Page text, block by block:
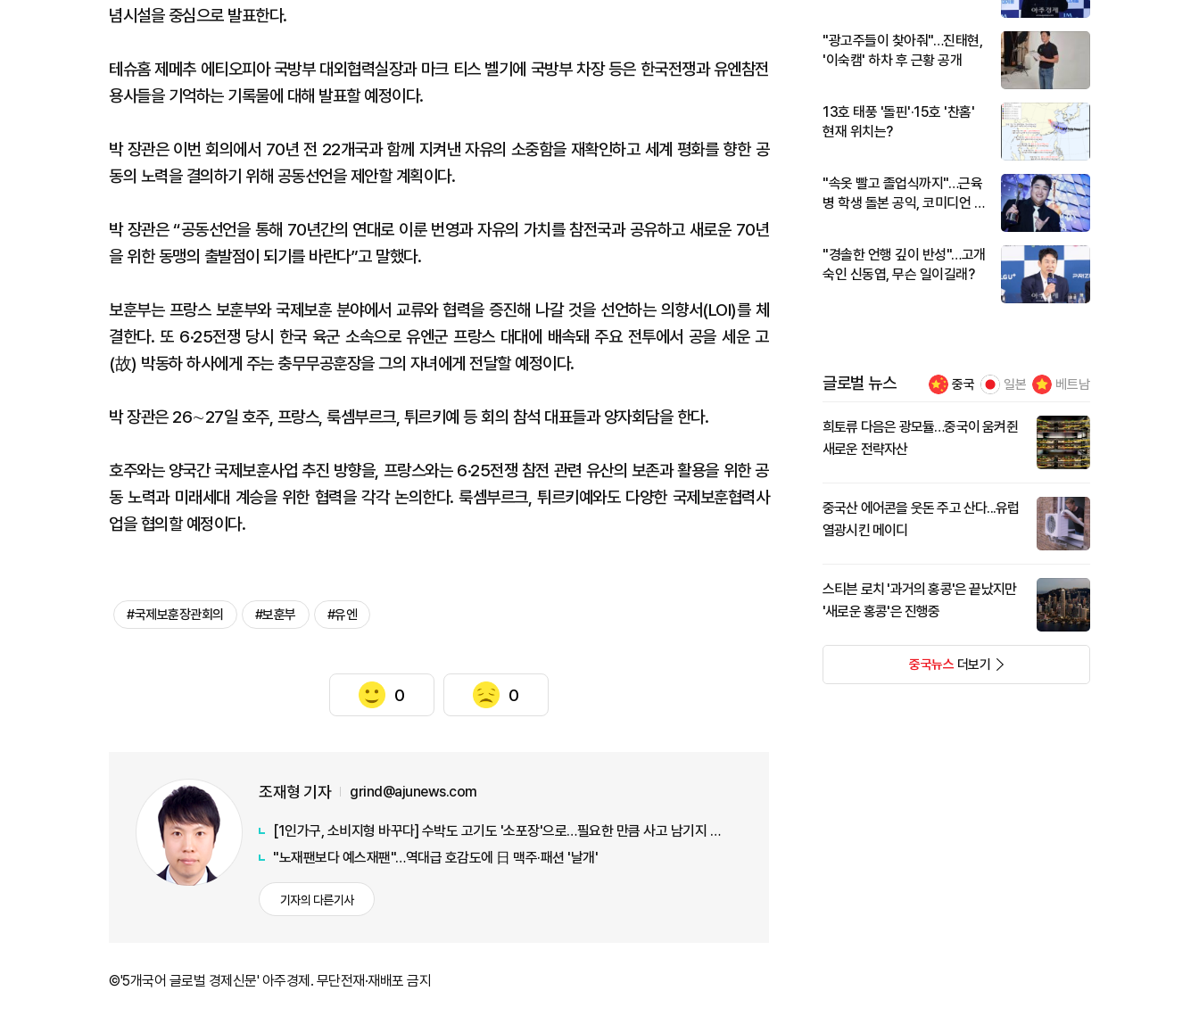
념시설을 중심으로 발표한다.
테슈홈 제메추 에티오피아 국방부 대외협력실장과 마크 티스 벨기에 국방부 차장 등은 한국전쟁과 유엔참전
용사들을 기억하는 기록물에 대해 발표할 예정이다.
박 장관은 이번 회의에서 70년 전 22개국과 함께 지켜낸 자유의 소중함을 재확인하고 세계 평화를 향한 공
동의 노력을 결의하기 위해 공동선언을 제안할 계획이다.
박 장관은 “공동선언을 통해 70년간의 연대로 이룬 번영과 자유의 가치를 참전국과 공유하고 새로운 70년
을 위한 동맹의 출발점이 되기를 바란다”고 말했다.
보훈부는 프랑스 보훈부와 국제보훈 분야에서 교류와 협력을 증진해 나갈 것을 선언하는 의향서(LOI)를 체
결한다. 또 6·25전쟁 당시 한국 육군 소속으로 유엔군 프랑스 대대에 배속돼 주요 전투에서 공을 세운 고
(故) 박동하 하사에게 주는 충무무공훈장을 그의 자녀에게 전달할 예정이다.
박 장관은 26∼27일 호주, 프랑스, 룩셈부르크, 튀르키예 등 회의 참석 대표들과 양자회담을 한다.
호주와는 양국간 국제보훈사업 추진 방향을, 프랑스와는 6·25전쟁 참전 관련 유산의 보존과 활용을 위한 공
동 노력과 미래세대 계승을 위한 협력을 각각 논의한다. 룩셈부르크, 튀르키예와도 다양한 국제보훈협력사
업을 협의할 예정이다.
#국제보훈장관회의 #보훈부 #유엔
0 0
조재형 기자 grind@ajunews.com
[1인가구, 소비지형 바꾸다] 수박도 고기도 '소포장'으로…필요한 만큼 사고 남기지 않아요
"노재팬보다 예스재팬"…역대급 호감도에 日 맥주·패션 '날개'
기자의 다른기사
©'5개국어 글로벌 경제신문' 아주경제. 무단전재·재배포 금지
"광고주들이 찾아줘"…진태현,
'이숙캠' 하차 후 근황 공개
13호 태풍 '돌핀'·15호 '찬홈'
현재 위치는?
"속옷 빨고 졸업식까지"…근육
병 학생 돌본 공익, 코미디언 김
"경솔한 언행 깊이 반성"…고개
숙인 신동엽, 무슨 일이길래?
글로벌 뉴스 중국 일본 베트남
희토류 다음은 광모듈…중국이 움켜쥔
새로운 전략자산
중국산 에어콘을 웃돈 주고 산다...유럽
열광시킨 메이디
스티븐 로치 '과거의 홍콩'은 끝났지만
'새로운 홍콩'은 진행중
중국뉴스더보기